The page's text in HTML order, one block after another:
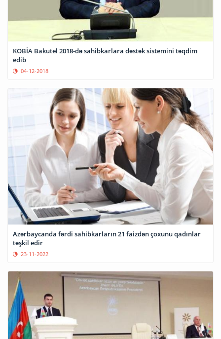
KOBİA Bakutel 2018-də sahibkarlara dəstək sistemini təqdim
edib
04-12-2018
Azərbaycanda fərdi sahibkarların 21 faizdən çoxunu qadınlar
təşkil edir
23-11-2022